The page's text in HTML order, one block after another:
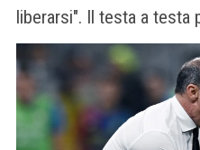
liberarsi". Il testa a testa